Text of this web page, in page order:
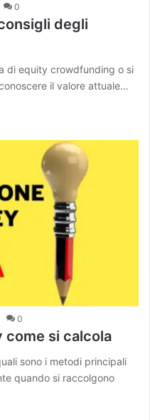
0
degli
di equity crowdfunding o si
il valore attuale…
0
come si calcola
sono i metodi principali
quando si raccolgono